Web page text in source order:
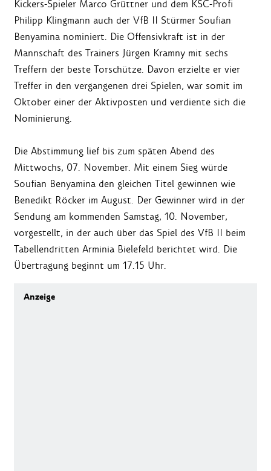
Kickers-Spieler Marco Grüttner und dem KSC-Profi
Philipp Klingmann auch der VfB II Stürmer Soufian
Benyamina nominiert. Die Offensivkraft ist in der
Mannschaft des Trainers Jürgen Kramny mit sechs
Treffern der beste Torschütze. Davon erzielte er vier
Treffer in den vergangenen drei Spielen, war somit im
Oktober einer der Aktivposten und verdiente sich die
Nominierung.
Die Abstimmung lief bis zum späten Abend des
Mittwochs, 07. November. Mit einem Sieg würde
Soufian Benyamina den gleichen Titel gewinnen wie
Benedikt Röcker im August. Der Gewinner wird in der
Sendung am kommenden Samstag, 10. November,
vorgestellt, in der auch über das Spiel des VfB II beim
Tabellendritten Arminia Bielefeld berichtet wird. Die
Übertragung beginnt um 17.15 Uhr.